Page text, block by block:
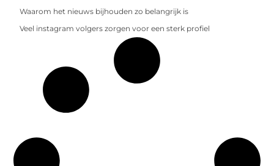
Waarom het nieuws bijhouden zo belangrijk is
Veel instagram volgers zorgen voor een sterk profiel